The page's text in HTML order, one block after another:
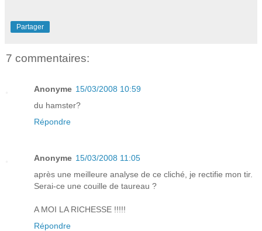
Partager
7 commentaires:
Anonyme 15/03/2008 10:59
du hamster?
Répondre
Anonyme 15/03/2008 11:05
après une meilleure analyse de ce cliché, je rectifie mon tir.
Serai-ce une couille de taureau ?
A MOI LA RICHESSE !!!!!
Répondre